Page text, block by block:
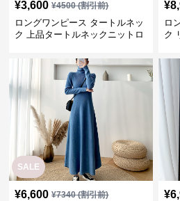
¥3,600 ¥4500(割引前)
ロングワンピース タートルネッ
ク 上品タートルネックニットロ
¥
ロ
ク
SALE
¥6,600 ¥7340(割引前) ¥